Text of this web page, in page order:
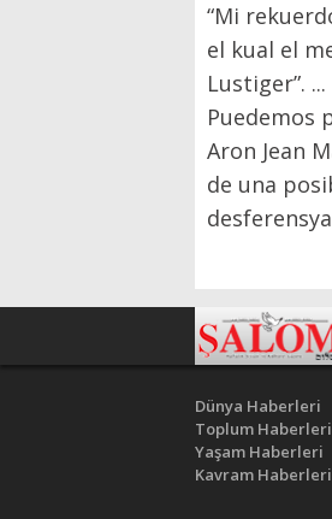
“Mi
el kual el
Lustiger”. ...
Puedemos
Aron Jean
de una
Dünya Haberleri
Toplum Haberleri
Yaşam Haberleri
Kavram Haberleri